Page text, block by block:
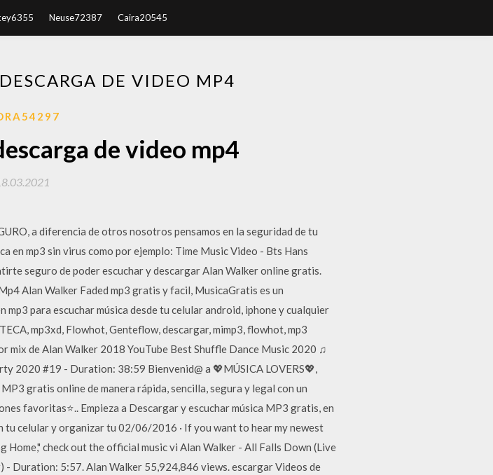
Neuse72387 Caira20545
DE VIDEO MP4
de video mp4
a diferencia de otros nosotros pensamos en la seguridad de tu
en mp3 sin virus como por ejemplo: Time Music Video - Bts Hans
seguro de poder escuchar y descargar Alan Walker online gratis.
Alan Walker Faded mp3 gratis y facil, MusicaGratis es un
para escuchar música desde tu celular android, iphone y cualquier
mp3xd, Flowhot, Genteflow, descargar, mimp3, flowhot, mp3
de Alan Walker 2018 YouTube Best Shuffle Dance Music 2020 ♫
2020 #19 - Duration: 38:59 Bienvenid@ a 💖MÚSICA LOVERS💖,
gratis online de manera rápida, sencilla, segura y legal con un
favoritas⭐.. Empieza a Descargar y escuchar música MP3 gratis, en
tu celular y organizar tu 02/06/2016 · If you want to hear my newest
check out the official music vi Alan Walker - All Falls Down (Live
- Duration: 5:57. Alan Walker 55,924,846 views. escargar Videos de